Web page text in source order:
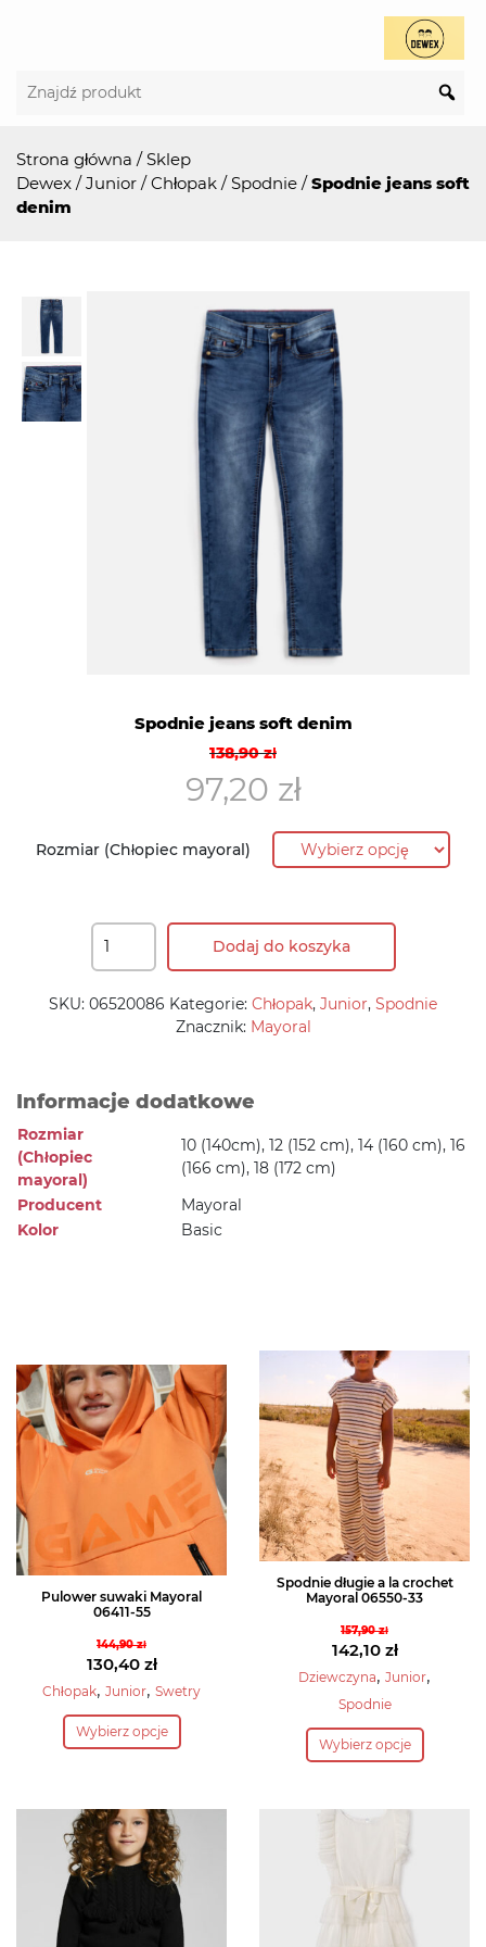
Strona główna /Sklep
Dewex /Junior /Chłopak /Spodnie /Spodnie jeans soft
denim
Spodnie jeans soft denim
138,90zł
Pierwotna
cena
wynosiła:
97,20 zł
Aktualna
cena
wynosi:
Rozmiar (Chłopiec mayoral)
Dodaj do koszyka
SKU: 06520086 Kategorie: Chłopak, Junior, Spodnie
Znacznik: Mayoral
Informacje dodatkowe
Rozmiar
(Chłopiec
mayoral)
10 (140cm), 12 (152 cm), 14 (160 cm), 16
(166 cm), 18 (172 cm)
Producent
Mayoral
Kolor
Basic
Pulower suwaki Mayoral
06411-55
144,90zł
Pierwotna
cena
wynosiła:
144,90 zł.
130,40 zł
Aktualna
cena
wynosi:
Chłopak, Junior, Swetry
Wybierz opcje
Ten
produkt
wariantów.
Opcje
można
wybrać
Spodnie długie a la crochet
Mayoral 06550-33
157,90zł
Pierwotna
cena
wynosiła:
142,10 zł
Aktualna
cena
142,10 zł.
Dziewczyna, Junior,
Spodnie
Wybierz opcje
Ten
produkt
wiele
Opcje
można
wybrać